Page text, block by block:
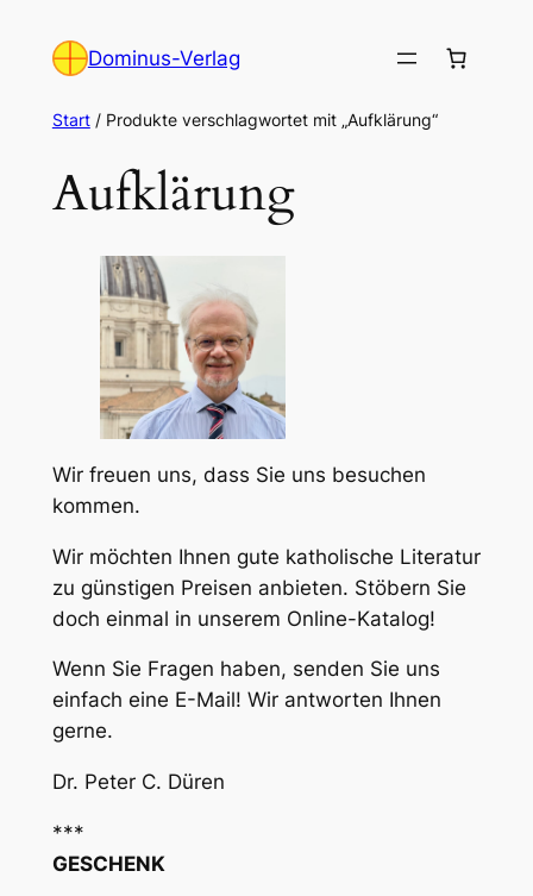
Inhalt
Dominus-Verlag
Start/ Produkte verschlagwortet mit „Aufklärung“
Aufklärung
Wir freuen uns, dass Sie uns besuchen
kommen.
Wir möchten Ihnen gute katholische Literatur
zu günstigen Preisen anbieten. Stöbern Sie
doch einmal in unserem Online-Katalog!
Wenn Sie Fragen haben, senden Sie uns
einfach eine E-Mail! Wir antworten Ihnen
gerne.
Dr. Peter C. Düren
***
GESCHENK